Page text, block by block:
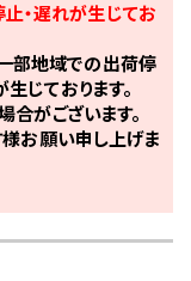
・遅れが生じてお
部地域での出荷停
じております。
がございます。
様お願い申し上げま